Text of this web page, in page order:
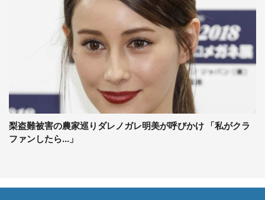
梨盗難被害の農家巡りダレノガレ明美が呼びかけ 「私がクラ
ファンしたら...」